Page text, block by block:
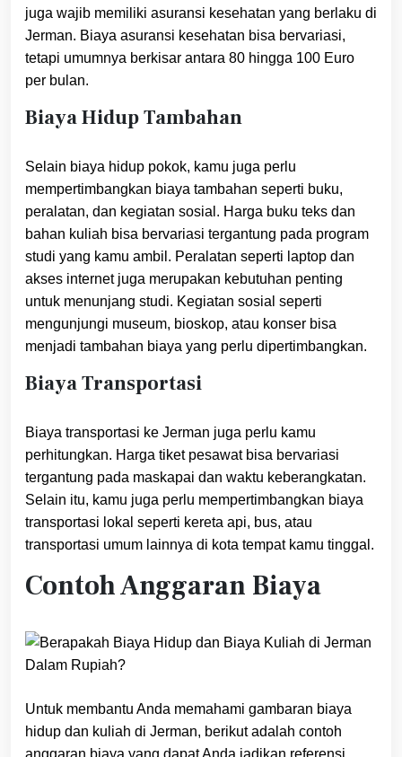
juga wajib memiliki asuransi kesehatan yang berlaku di
Jerman. Biaya asuransi kesehatan bisa bervariasi,
tetapi umumnya berkisar antara 80 hingga 100 Euro
per bulan.
Biaya Hidup Tambahan
Selain biaya hidup pokok, kamu juga perlu
mempertimbangkan biaya tambahan seperti buku,
peralatan, dan kegiatan sosial. Harga buku teks dan
bahan kuliah bisa bervariasi tergantung pada program
studi yang kamu ambil. Peralatan seperti laptop dan
akses internet juga merupakan kebutuhan penting
untuk menunjang studi. Kegiatan sosial seperti
mengunjungi museum, bioskop, atau konser bisa
menjadi tambahan biaya yang perlu dipertimbangkan.
Biaya Transportasi
Biaya transportasi ke Jerman juga perlu kamu
perhitungkan. Harga tiket pesawat bisa bervariasi
tergantung pada maskapai dan waktu keberangkatan.
Selain itu, kamu juga perlu mempertimbangkan biaya
transportasi lokal seperti kereta api, bus, atau
transportasi umum lainnya di kota tempat kamu tinggal.
Contoh Anggaran Biaya
Untuk membantu Anda memahami gambaran biaya
hidup dan kuliah di Jerman, berikut adalah contoh
anggaran biaya yang dapat Anda jadikan referensi.